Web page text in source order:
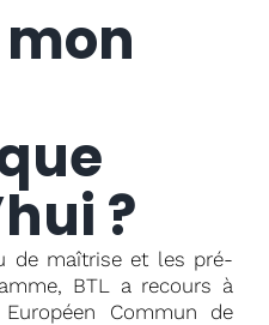
?
de maîtrise et les pré-
BTL a recours à
Européen Commun de